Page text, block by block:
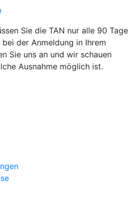
Sie die TAN nur alle 90 Tage
der Anmeldung in Ihrem
Sie uns an und wir schauen
Ausnahme möglich ist.